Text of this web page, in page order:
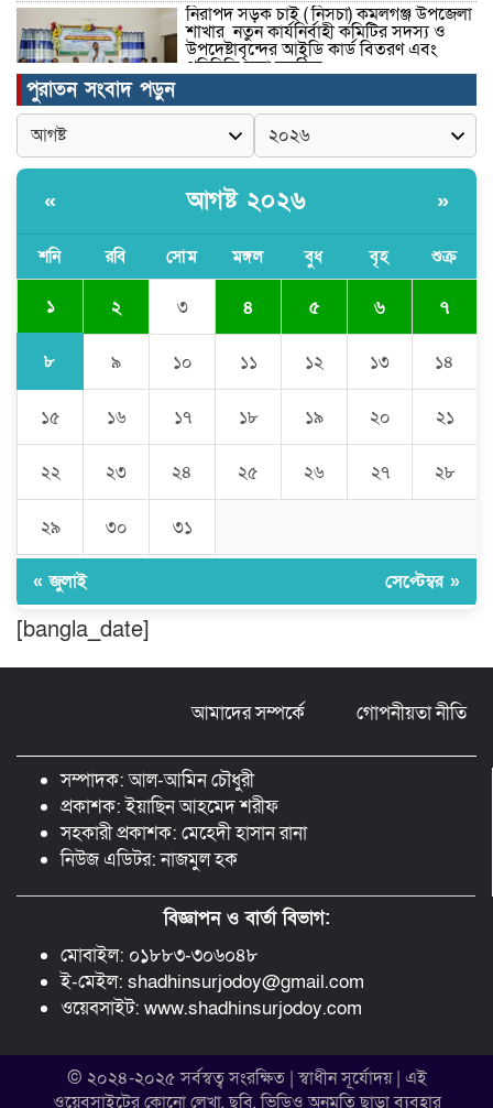
নিরাপদ সড়ক চাই ( নিসচা) কমলগঞ্জ উপজেলা
শাখার নতুন কার্যনির্বাহী কমিটির সদস্য ও
উপদেষ্টাবৃন্দের আইডি কার্ড বিতরণ এবং
পরিচিতি সভা অনুষ্ঠিত।
পত্নীতলা থানা পুলিশের মাদকবিরোধী
অভিযানে আটক ১
বৈষম্য-সন্ত্রাসী-চাঁদাবাজি-দলীয়করণ করতেই
অধ্যক্ষ নজরুল ইসলাম
ঠাকুরগাঁওয়ে ইজিবাইক চোরচক্রের ৩ সদস্য
গ্রেপ্তার, বিপুল পরিমাণ যন্ত্রাংশ উদ্ধার ‎
মুন্সীগঞ্জের টংগীবাড়ীতে ৭ ফুট ৬ ইঞ্চি উচ্চতার
ঘণ্টার পর ঘণ্টা বিদ্যুৎহীন মৌলভীবাজার:
অতিরিক্ত বিলে দিশেহারা গ্রাহক, তীব্র ক্ষোভ
এসোসিয়েশন’র পক্ষ থেকে নগদ অর্থ বিতরণ
গ্রেফতার ১ সিল-স্টাম্প প্যাড জব্দ।
পুরাতন সংবাদ পড়ুন
« আগষ্ট ২০২৬ »
শনি রবি সোম মঙ্গল বুধ বৃহ শুক্র
১ ২ ৩ ৪ ৫ ৬ ৭
৮ ৯ ১০ ১১ ১২ ১৩ ১৪
১৫ ১৬ ১৭ ১৮ ১৯ ২০ ২১
২২ ২৩ ২৪ ২৫ ২৬ ২৭ ২৮
২৯ ৩০ ৩১
« জুলাই সেপ্টেম্বর »
[bangla_date]
আমাদের সম্পর্কে গোপনীয়তা নীতি
সম্পাদক: আল-আমিন চৌধুরী
প্রকাশক: ইয়াছিন আহমেদ শরীফ
সহকারী প্রকাশক: মেহেদী হাসান রানা
নিউজ এডিটর: নাজমুল হক
বিজ্ঞাপন ও বার্তা বিভাগ:
মোবাইল: ০১৮৮৩-৩০৬০৪৮
ই-মেইল: shadhinsurjodoy@gmail.com
ওয়েবসাইট: www.shadhinsurjodoy.com
© ২০২৪-২০২৫ সর্বস্বত্ব সংরক্ষিত | স্বাধীন সূর্যোদয় | এই
ওয়েবসাইটের কোনো লেখা, ছবি, ভিডিও অনুমতি ছাড়া ব্যবহার